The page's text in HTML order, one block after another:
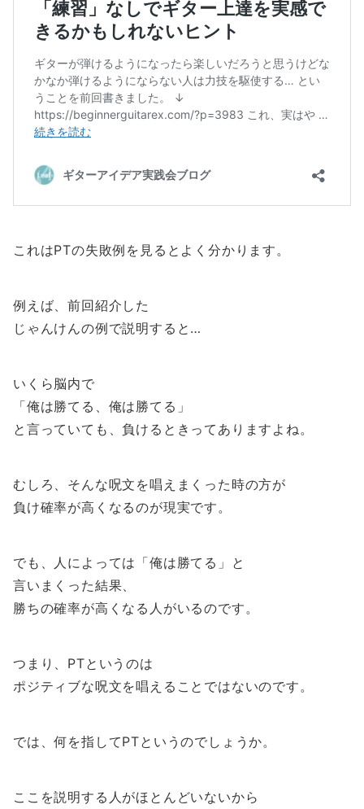
これはPTの失敗例を見るとよく分かります。
例えば、前回紹介した
じゃんけんの例で説明すると…
いくら脳内で
「俺は勝てる、俺は勝てる」
と言っていても、負けるときってありますよね。
むしろ、そんな呪文を唱えまくった時の方が
負け確率が高くなるのが現実です。
でも、人によっては「俺は勝てる」と
言いまくった結果、
勝ちの確率が高くなる人がいるのです。
つまり、PTというのは
ポジティブな呪文を唱えることではないのです。
では、何を指してPTというのでしょうか。
ここを説明する人がほとんどいないから